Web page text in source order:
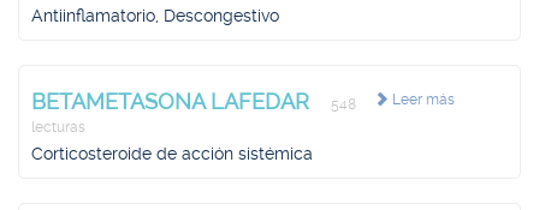
Antiinflamatorio, Descongestivo
Leer más
BETAMETASONA LAFEDAR
548
lecturas
Corticosteroide de acción sistémica